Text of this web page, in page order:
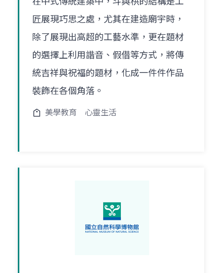
匠展現巧思之處，尤其在建造廟宇時，
除了展現出高超的工藝水準，更在題材
的選擇上利用諧音、假借等方式，將傳
統吉祥與祝福的題材，化成一件件作品
裝飾在各個角落。
美學教育 心靈生活